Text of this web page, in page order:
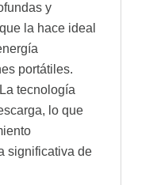
y
la hace ideal
portátiles.
La tecnología
lo que
significativa de